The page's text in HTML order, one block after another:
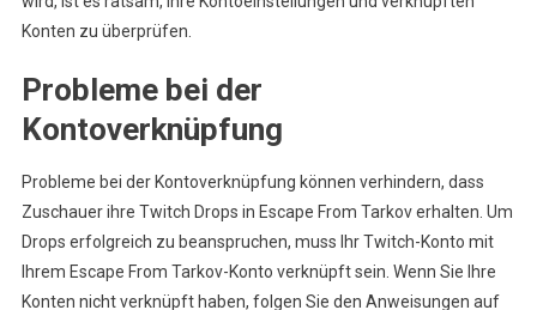
Konten zu überprüfen.
Probleme bei der
Kontoverknüpfung
Probleme bei der Kontoverknüpfung können verhindern, dass
Zuschauer ihre Twitch Drops in Escape From Tarkov erhalten. Um
Drops erfolgreich zu beanspruchen, muss Ihr Twitch-Konto mit
Ihrem Escape From Tarkov-Konto verknüpft sein. Wenn Sie Ihre
Konten nicht verknüpft haben, folgen Sie den Anweisungen auf